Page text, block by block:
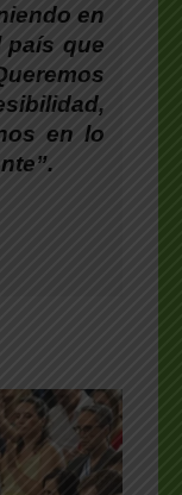
en
país que
en lo